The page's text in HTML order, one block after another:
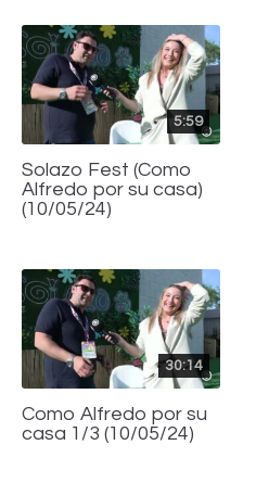
5:59
Solazo Fest (Como
Alfredo por su casa)
(10/05/24)
30:14
Como Alfredo por su
casa 1/3 (10/05/24)